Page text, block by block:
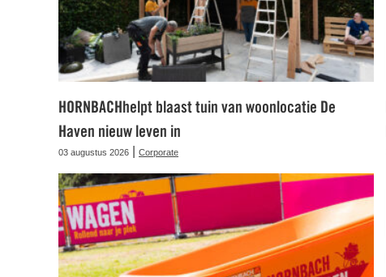
HORNBACHhelpt blaast tuin van woonlocatie De
Haven nieuw leven in
03 augustus 2026 Corporate